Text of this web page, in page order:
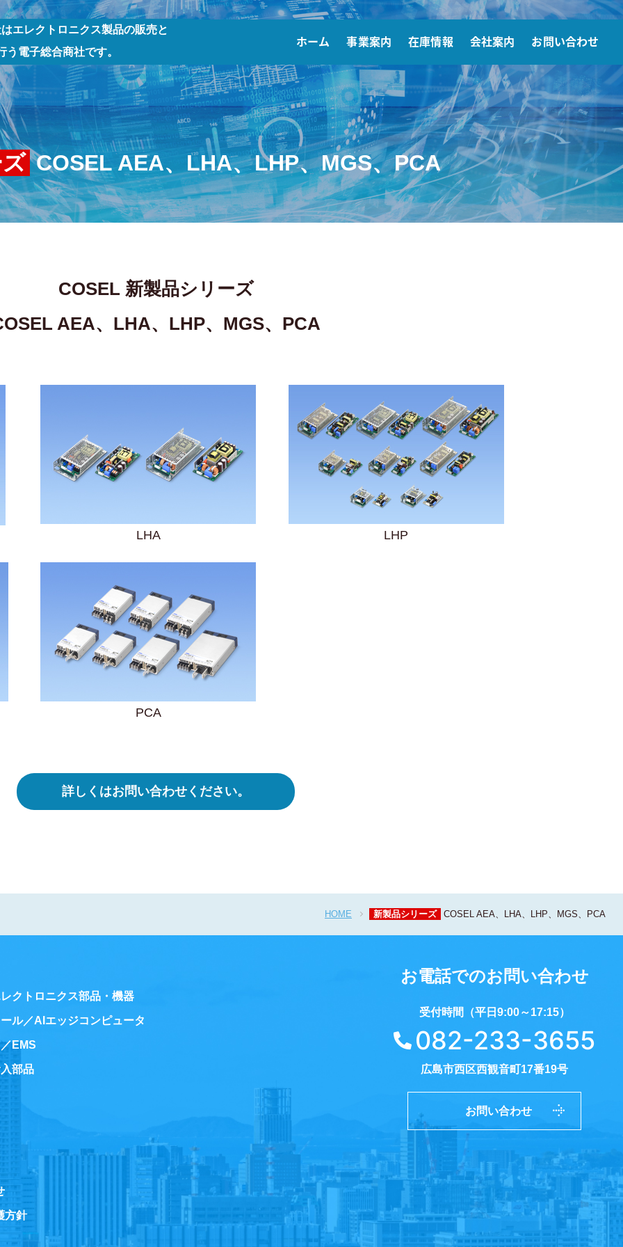
エレクトロニクス製品の販売と
電子総合商社です。
ホーム 事業案内 在庫情報 会社案内 お問い合わせ
COSEL AEA、LHA、LHP、MGS、PCA
COSEL 新製品シリーズ
AEA、LHA、LHP、MGS、PCA
LHA LHP
PCA
詳しくはお問い合わせください。
HOME 新製品シリーズ COSEL AEA、LHA、LHP、MGS、PCA
クトロニクス部品・機器
ル／AIエッジコンピュータ
EMS
部品
方針
お電話でのお問い合わせ
受付時間（平日9:00～17:15）
082-233-3655
広島市西区西観音町17番19号
お問い合わせ